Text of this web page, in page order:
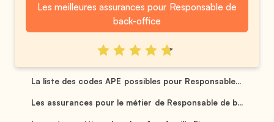
Les meilleures assurances pour Responsable de
back-office
La liste des codes APE possibles pour Responsable...
Les assurances pour le métier de Responsable de b...